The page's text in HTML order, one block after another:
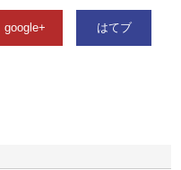
google+ はてブ